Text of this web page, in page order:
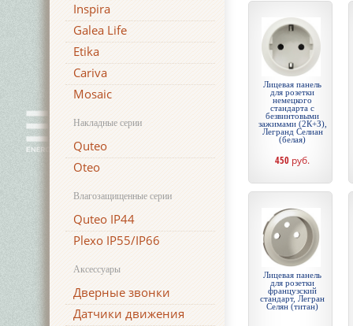
Inspira
Galea Life
Etika
Cariva
Mosaic
Накладные серии
Quteo
Oteo
Влагозащищенные серии
Quteo IP44
Plexo IP55/IP66
Аксессуары
Дверные звонки
Датчики движения
Лицевая панель
для розетки
немецкого
стандарта с
безвинтовыми
зажимами (2К+З),
Легранд Селиан
(белая)
450 руб.
Лицевая панель
для розетки
французский
стандарт, Легран
Селян (титан)